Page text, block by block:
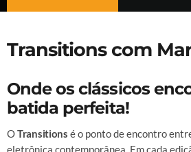
Transitions com
Onde os clássicos
batida perfeita!
OTransitions é o ponto de encontro
eletrônica contemporânea. Em cada